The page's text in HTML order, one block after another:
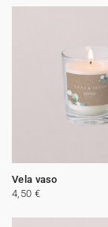
Vela vaso
4,50 €